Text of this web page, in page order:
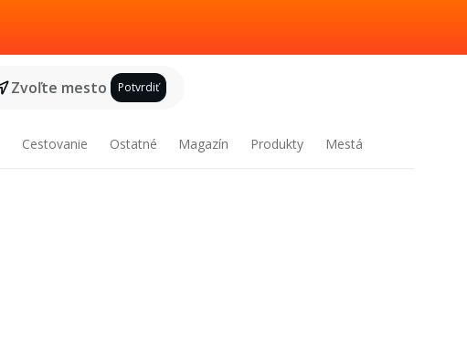
Zvoľte mesto Potvrdiť
Cestovanie Ostatné Magazín Produkty Mestá